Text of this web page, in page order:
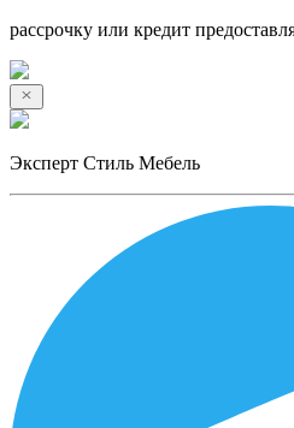
рассрочку или кредит
Эксперт Стиль Мебель